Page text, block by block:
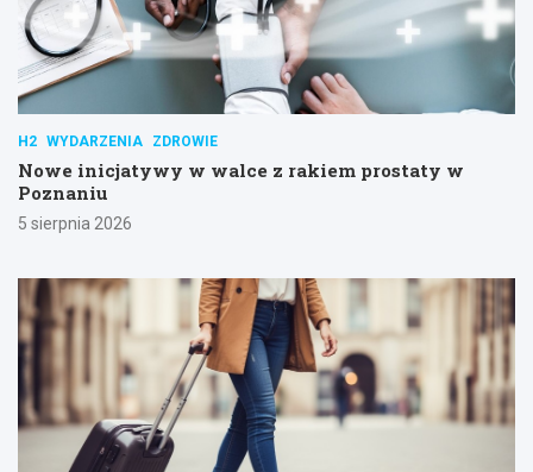
H2 WYDARZENIA ZDROWIE
Nowe inicjatywy w walce z rakiem prostaty w
Poznaniu
5 sierpnia 2026